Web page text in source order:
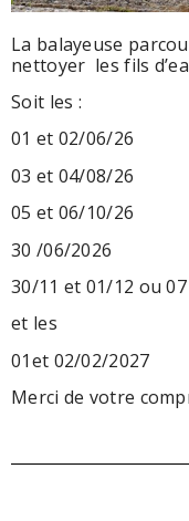
La balayeuse
nettoyer les fils
Soit les :
01 et 02/06/26
03 et 04/08/26
05 et 06/10/26
30 /06/2026
30/11 et 01/12 ou
et les
01et 02/02/2027
Merci de votre